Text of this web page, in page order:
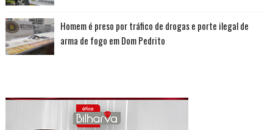
Homem é preso por tráfico de drogas e porte ilegal de
arma de fogo em Dom Pedrito